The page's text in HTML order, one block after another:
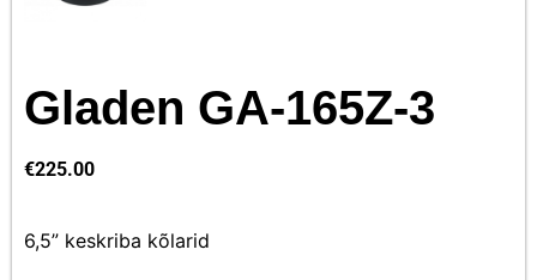
Gladen GA-165Z-3
€225.00
6,5” keskriba kõlarid